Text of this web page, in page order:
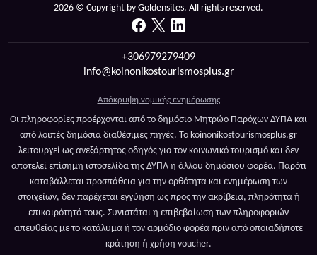
2026 © Copyright by Goldensites. All rights reserved.
+306979279409
info@koinonikostourismosplus.gr
Απόκρυψη νομικής ενημέρωσης
Οι πληροφορίες προέρχονται από το δημόσιο Μητρώο Παρόχων ΔΥΠΑ και
από λοιπές δημόσια διαθέσιμες πηγές. Το koinonikostourismosplus.gr
λειτουργεί ως ανεξάρτητος οδηγός για τον κοινωνικό τουρισμό και δεν
αποτελεί επίσημη ιστοσελίδα της ΔΥΠΑ ή άλλου δημόσιου φορέα. Παρότι
καταβάλλεται προσπάθεια για την ορθότητα και ενημέρωση των
στοιχείων, δεν παρέχεται εγγύηση ως προς την ακρίβεια, πληρότητα ή
επικαιρότητά τους. Συνιστάται η επιβεβαίωση των πληροφοριών
απευθείας με το κατάλυμα ή τον αρμόδιο φορέα πριν από οποιαδήποτε
κράτηση ή χρήση voucher.